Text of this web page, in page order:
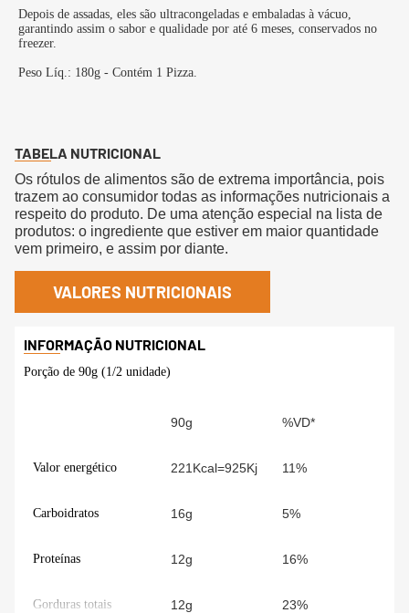
Depois de assadas, eles são ultracongeladas e embaladas à vácuo,
garantindo assim o sabor e qualidade por até 6 meses, conservados no
freezer.
Peso Líq.: 180g - Contém 1 Pizza.
TABELA NUTRICIONAL
Os rótulos de alimentos são de extrema importância, pois
trazem ao consumidor todas as informações nutricionais a
respeito do produto. De uma atenção especial na lista de
produtos: o ingrediente que estiver em maior quantidade
vem primeiro, e assim por diante.
VALORES NUTRICIONAIS
Porção de 90g (1/2 unidade)
90g %VD*
Valor energético 221Kcal=925Kj 11%
Carboidratos 16g 5%
Proteínas 12g 16%
Gorduras totais 12g 23%